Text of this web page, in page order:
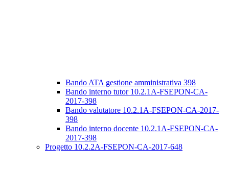
Bando ATA gestione amministrativa 398
Bando interno tutor 10.2.1A-FSEPON-CA-
2017-398
Bando valutatore 10.2.1A-FSEPON-CA-2017-
398
Bando interno docente 10.2.1A-FSEPON-CA-
2017-398
Progetto 10.2.2A-FSEPON-CA-2017-648